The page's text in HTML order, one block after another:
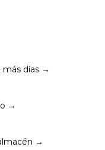
más días →
→
→